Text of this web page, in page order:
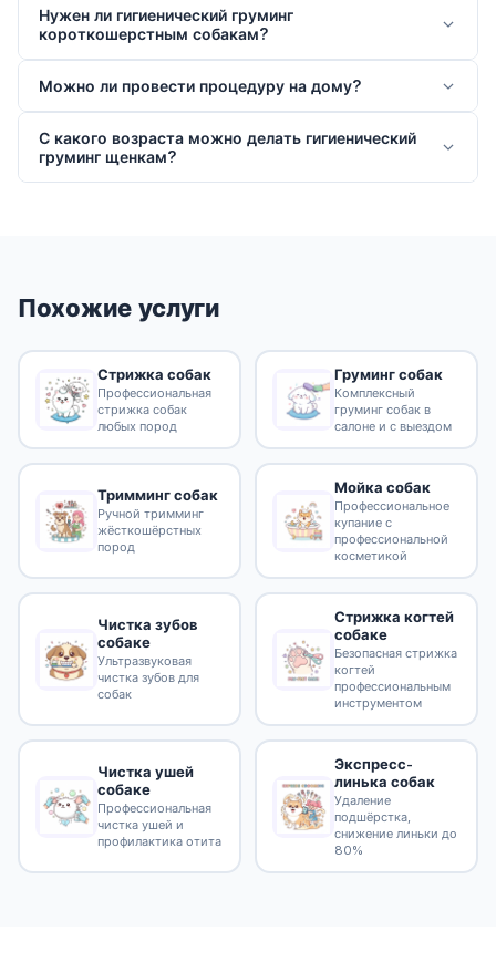
Нужен ли гигиенический груминг
короткошерстным собакам?
Можно ли провести процедуру на дому?
С какого возраста можно делать гигиенический
груминг щенкам?
Похожие услуги
Стрижка собак
Профессиональная
стрижка собак
любых пород
Груминг собак
Комплексный
груминг собак в
салоне и с выездом
Тримминг собак
Ручной тримминг
жёсткошёрстных
пород
Мойка собак
Профессиональное
купание с
профессиональной
косметикой
Чистка зубов
собаке
Ультразвуковая
чистка зубов для
собак
Стрижка когтей
собаке
Безопасная стрижка
когтей
профессиональным
инструментом
Чистка ушей
собаке
Профессиональная
чистка ушей и
профилактика отита
Экспресс-
линька собак
Удаление
подшёрстка,
снижение линьки до
80%